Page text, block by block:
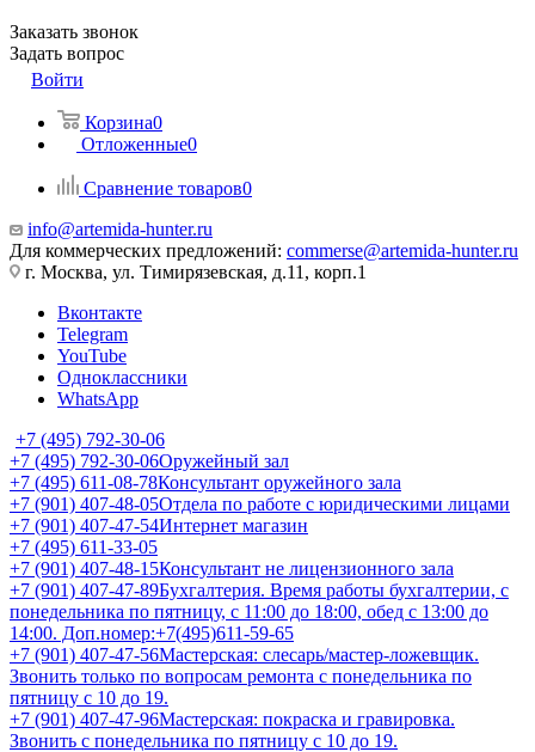
Заказать звонок
Задать вопрос
Войти
Корзина0
Отложенные0
Сравнение товаров0
info@artemida-hunter.ru
Для коммерческих предложений: commerse@artemida-hunter.ru
г. Москва, ул. Тимирязевская, д.11, корп.1
Вконтакте
Telegram
YouTube
Одноклассники
WhatsApp
+7 (495) 792-30-06
+7 (495) 792-30-06Оружейный зал
+7 (495) 611-08-78Консультант оружейного зала
+7 (901) 407-48-05Отдела по работе с юридическими лицами
+7 (901) 407-47-54Интернет магазин
+7 (495) 611-33-05
+7 (901) 407-48-15Консультант не лицензионного зала
+7 (901) 407-47-89Бухгалтерия. Время работы бухгалтерии, с
понедельника по пятницу, с 11:00 до 18:00, обед с 13:00 до
14:00. Доп.номер:+7(495)611-59-65
+7 (901) 407-47-56Мастерская: слесарь/мастер-ложевщик.
Звонить только по вопросам ремонта с понедельника по
пятницу с 10 до 19.
+7 (901) 407-47-96Мастерская: покраска и гравировка.
Звонить с понедельника по пятницу с 10 до 19.